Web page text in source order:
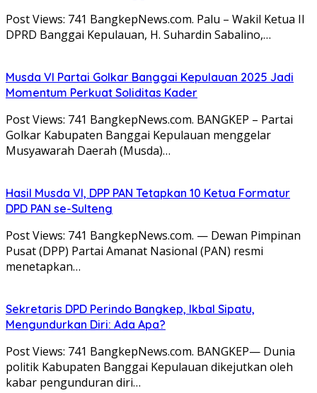
Post Views: 741 BangkepNews.com. Palu – Wakil Ketua II
DPRD Banggai Kepulauan, H. Suhardin Sabalino,…
Musda VI Partai Golkar Banggai Kepulauan 2025 Jadi
Momentum Perkuat Soliditas Kader
Post Views: 741 BangkepNews.com. BANGKEP – Partai
Golkar Kabupaten Banggai Kepulauan menggelar
Musyawarah Daerah (Musda)…
Hasil Musda VI, DPP PAN Tetapkan 10 Ketua Formatur
DPD PAN se-Sulteng
Post Views: 741 BangkepNews.com. — Dewan Pimpinan
Pusat (DPP) Partai Amanat Nasional (PAN) resmi
menetapkan…
Sekretaris DPD Perindo Bangkep, Ikbal Sipatu,
Mengundurkan Diri: Ada Apa?
Post Views: 741 BangkepNews.com. BANGKEP— Dunia
politik Kabupaten Banggai Kepulauan dikejutkan oleh
kabar pengunduran diri…